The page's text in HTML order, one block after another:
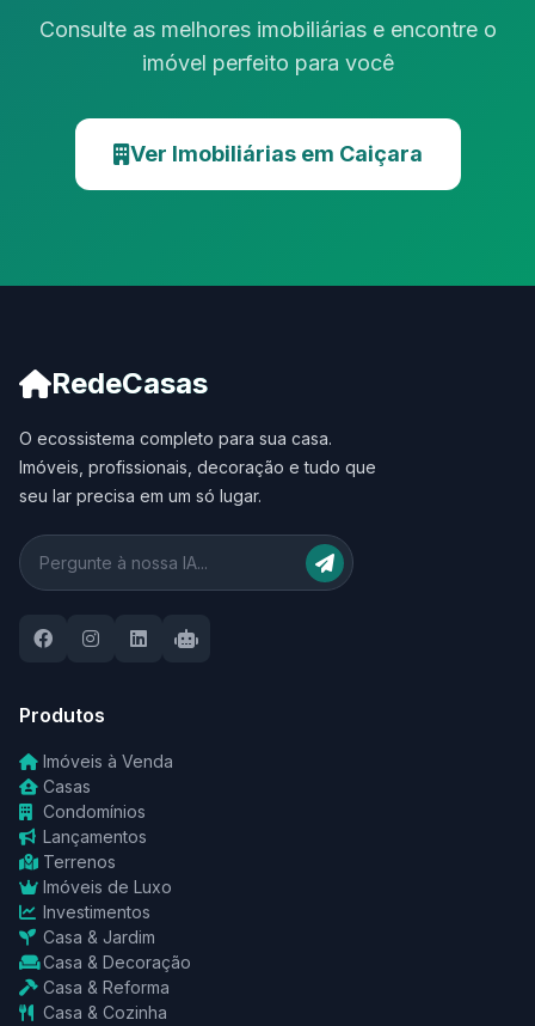
Consulte as melhores imobiliárias e encontre o
imóvel perfeito para você
Ver Imobiliárias em Caiçara
RedeCasas
O ecossistema completo para sua casa.
Imóveis, profissionais, decoração e tudo que
seu lar precisa em um só lugar.
Produtos
Imóveis à Venda
Casas
Condomínios
Lançamentos
Terrenos
Imóveis de Luxo
Investimentos
Casa & Jardim
Casa & Decoração
Casa & Reforma
Casa & Cozinha